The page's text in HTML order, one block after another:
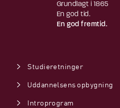
Grundlagt i 1865
En god tid.
En god fremtid.
Studieretninger
Uddannelsens opbygning
Introprogram